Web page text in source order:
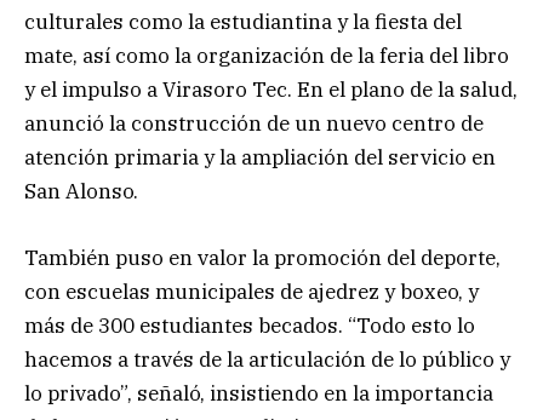
culturales como la estudiantina y la fiesta del
mate, así como la organización de la feria del libro
y el impulso a Virasoro Tec. En el plano de la salud,
anunció la construcción de un nuevo centro de
atención primaria y la ampliación del servicio en
San Alonso.
También puso en valor la promoción del deporte,
con escuelas municipales de ajedrez y boxeo, y
más de 300 estudiantes becados. “Todo esto lo
hacemos a través de la articulación de lo público y
lo privado”, señaló, insistiendo en la importancia